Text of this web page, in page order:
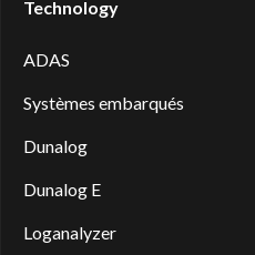
Technology
ADAS
Systèmes embarqués
Dunalog
Dunalog E
Loganalyzer